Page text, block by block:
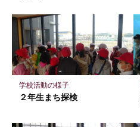
学校活動の様子
２年生まち探検